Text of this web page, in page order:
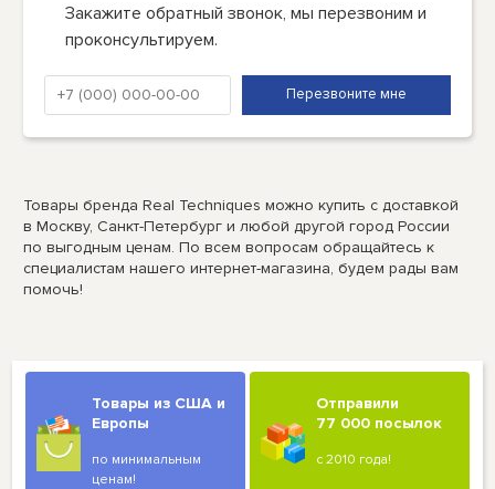
Закажите обратный звонок, мы перезвоним и
проконсультируем.
Товары бренда Real Techniques можно купить с доставкой
в Москву, Санкт-Петербург и любой другой город России
по выгодным ценам. По всем вопросам обращайтесь к
специалистам нашего интернет-магазина, будем рады вам
помочь!
Товары из США и
Европы
по минимальным
ценам!
Отправили
77 000 посылок
с 2010 года!